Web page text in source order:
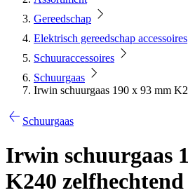
Gereedschap
Elektrisch gereedschap accessoires
Schuuraccessoires
Schuurgaas
Irwin schuurgaas 190 x 93 mm
Schuurgaas
Irwin schuurgaas
K240